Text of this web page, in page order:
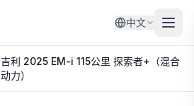
中文
吉利 2025 EM-i 115公里 探索者+（混合
动力）